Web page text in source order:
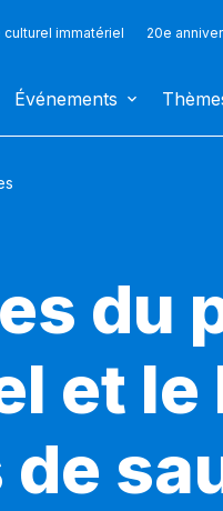
immatériel 20e
Événements
du
et le